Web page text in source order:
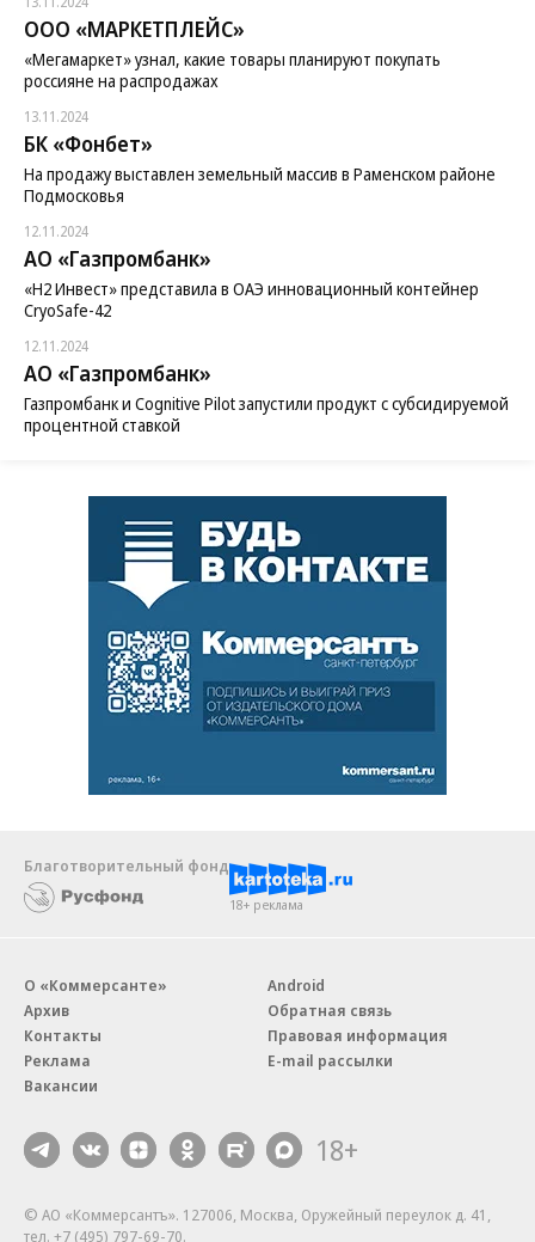
ООО «МАРКЕТПЛЕЙС»
«Мегамаркет» узнал, какие товары планируют покупать
россияне на распродажах
13.11.2024
БК «Фонбет»
На продажу выставлен земельный массив в Раменском районе
Подмосковья
12.11.2024
АО «Газпромбанк»
«H2 Инвест» представила в ОАЭ инновационный контейнер
CryoSafe-42
12.11.2024
АО «Газпромбанк»
Газпромбанк и Cognitive Pilot запустили продукт с субсидируемой
процентной ставкой
Благотворительный фонд
18+ реклама
О «Коммерсанте»
Архив
Контакты
Реклама
Вакансии
Android
Обратная связь
Правовая информация
E-mail рассылки
18+
© АО «Коммерсантъ». 127006, Москва, Оружейный переулок д. 41,
тел. +7 (495) 797-69-70.